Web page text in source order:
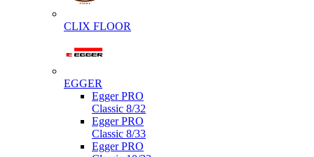
CLIX FLOOR
EGGER
Egger PRO
Classic 8/32
Egger PRO
Classic 8/33
Egger PRO